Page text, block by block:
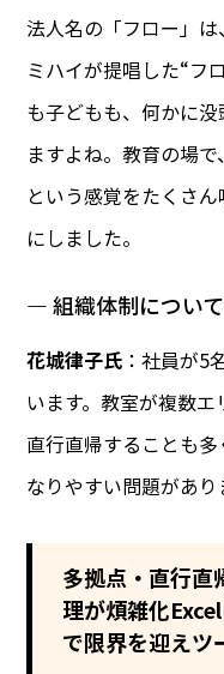
法人名の「フロー」
ミハイが提唱した“フ
も子どもも、何かに
ますよね。教育の場
という感覚をたくさ
にしました。
― 組織体制について
花城律子氏 ：社員が5
います。教室が複数
直行直帰することも
なりやすい問題があり
多拠点・直行直
理が煩雑化
で限界を迎えツ